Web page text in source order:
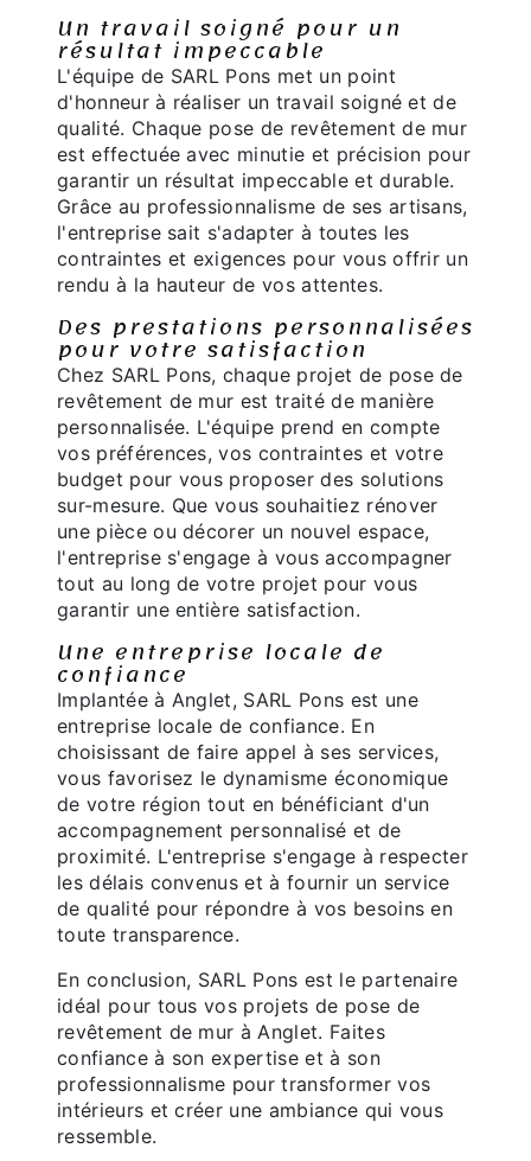
Un travail soigné pour un
résultat impeccable
L'équipe de SARL Pons met un point
d'honneur à réaliser un travail soigné et de
qualité. Chaque pose de revêtement de mur
est effectuée avec minutie et précision pour
garantir un résultat impeccable et durable.
Grâce au professionnalisme de ses artisans,
l'entreprise sait s'adapter à toutes les
contraintes et exigences pour vous offrir un
rendu à la hauteur de vos attentes.
Des prestations personnalisées
pour votre satisfaction
Chez SARL Pons, chaque projet de pose de
revêtement de mur est traité de manière
personnalisée. L'équipe prend en compte
vos préférences, vos contraintes et votre
budget pour vous proposer des solutions
sur-mesure. Que vous souhaitiez rénover
une pièce ou décorer un nouvel espace,
l'entreprise s'engage à vous accompagner
tout au long de votre projet pour vous
garantir une entière satisfaction.
Une entreprise locale de
confiance
Implantée à Anglet, SARL Pons est une
entreprise locale de confiance. En
choisissant de faire appel à ses services,
vous favorisez le dynamisme économique
de votre région tout en bénéficiant d'un
accompagnement personnalisé et de
proximité. L'entreprise s'engage à respecter
les délais convenus et à fournir un service
de qualité pour répondre à vos besoins en
toute transparence.
En conclusion, SARL Pons est le partenaire
idéal pour tous vos projets de pose de
revêtement de mur à Anglet. Faites
confiance à son expertise et à son
professionnalisme pour transformer vos
intérieurs et créer une ambiance qui vous
ressemble.